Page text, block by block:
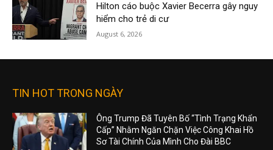
Hilton cáo buộc Xavier Becerra gây nguy
hiểm cho trẻ di cư
August 6, 2026
TIN HOT TRONG NGÀY
Ông Trump Đã Tuyên Bố “Tình Trạng Khẩn
Cấp” Nhằm Ngăn Chặn Việc Công Khai Hồ
Sơ Tài Chính Của Mình Cho Đài BBC